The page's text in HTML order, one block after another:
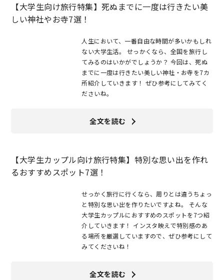
【大学生向け旅行特集】死ぬまでに一度は行きたい美
しい神社やお寺7選！
人生において、一番自由な時間が多いかもしれ
ない大学生活。 せっかくなら、全国を旅行し
てみるのはいかがでしょうか？ 今回は、死ぬ
までに一度は行きたい美しい神社・お寺を7カ
所紹介していきます！ ぜひ参考にしてみてく
ださいね。
全文を読む
【大学生カップル向け旅行特集】特別な思い出を作れ
るおすすめスポット7選！
せっかく旅行に行くなら、周りとは違うちょっ
と特別な思い出を作りたいですよね。 そんな
大学生カップルにおすすめのスポットを7つ紹
介していきます！ インスタ映えで特別感のあ
る場所を厳選していますので、ぜひ参考にして
みてくださいね！
全文を読む